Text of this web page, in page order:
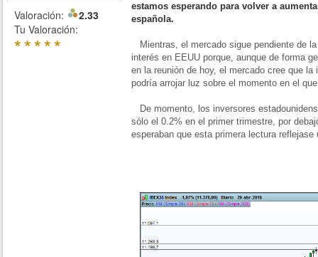
Valoración:
2.33
Tu Valoración:
*****
estamos esperando para volver a
española.
Mientras, el mercado sigue pendiente de
interés en EEUU porque, aunque de forma
en la reunión de hoy, el mercado cree que
podría arrojar luz sobre el momento en el
De momento, los inversores
sólo el 0.2% en el primer trimestre, por
esperaban que esta primera lectura